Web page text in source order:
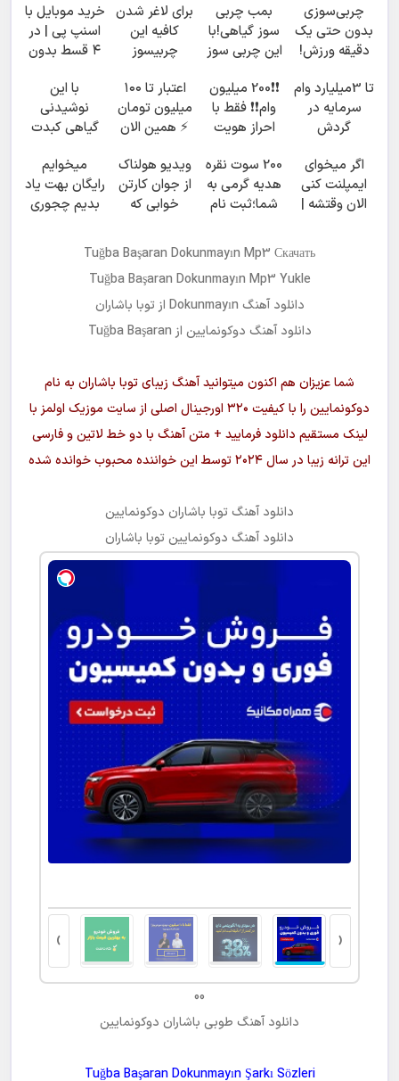
چربی‌سوزی
بدون حتی یک
دقیقه ورزش!
بمب چربی
سوز گیاهی!با
این چربی سوز
لاغر شو با
مجوز بهداشت
برای لاغر شدن
کافیه این
چربیسوز
سفارش
بدی(50%تخفیف
تا امشب)
خرید موبایل با
اسنپ پی | در
۴ قسط بدون
تا 3میلیارد وام
سرمایه در
گردش
فروشگاهت رو
ثبت کن
❗❗200 میلیون
وام❗❗ فقط با
احراز هویت
اعتبار تا ۱۰۰
میلیون تومان
⚡ همین الان
اعتبار بده ✅
با این
نوشیدنی
گیاهی کبدت
پرقدرته55%تخفیف
اگر میخوای
ایمپلنت کنی
الان وقتشه |
تومان!!!
200 سوت نقره
هدیه گرمی به
شما؛ثبت نام
ویدیو هولناک
از جوان کارتن
خوابی که
آموزش رایگان
میخوایم
رایگان بهت یاد
بدیم چجوری
امتحانشTuğba Başaran Dokunmayın Mp3 Скачать
Tuğba Başaran Dokunmayın Mp3 Yukle
دانلود آهنگ Dokunmayın ازتوبا باشاران
دانلود آهنگ دوکونمایین از Tuğba Başaran
شما عزیزان هم اکنون میتوانید آهنگ زیبایتوبا باشاران به نام
دوکونمایین
را با کیفیت ۳۲۰ اورجینال اصلی از سایت موزیک اولمز با
لینک مستقیم دانلود فرمایید + متن آهنگ با دو خط لاتین و فارسی
این ترانه زیبا در سال ۲۰۲۴ توسط این خواننده محبوب خوانده شده
دانلود آهنگ توبا باشاران دوکونمایین
دانلود آهنگ دوکونمایینتوبا باشاران
‹
›
00
دانلود آهنگ طوبی باشاران دوکونمایین
Tuğba Başaran Dokunmayın Şarkı Sözleri